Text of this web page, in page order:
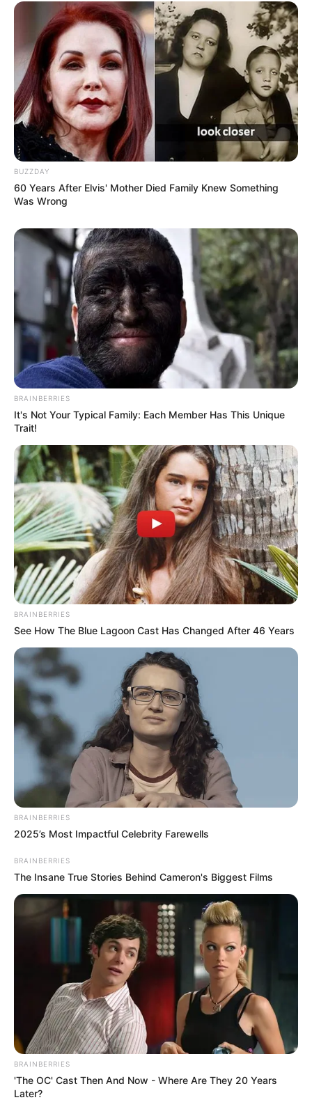
7. Jogo de banheiro da Minnie
Pix Stats
8. Jogo de banheiro com flor brinco de princesa
BUZZDAY
60 Years After Elvis' Mother Died Family Knew Something
Was Wrong
BRAINBERRIES
It's Not Your Typical Family: Each Member Has This Unique
Trait!
BRAINBERRIES
See How The Blue Lagoon Cast Has Changed After 46 Years
BRAINBERRIES
2025’s Most Impactful Celebrity Farewells
BRAINBERRIES
The Insane True Stories Behind Cameron's Biggest Films
BRAINBERRIES
'The OC' Cast Then And Now - Where Are They 20 Years
Later?